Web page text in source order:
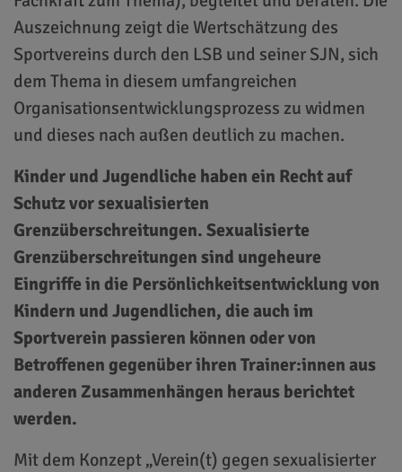
Auszeichnung zeigt die Wertschätzung des
Sportvereins durch den LSB und seiner SJN, sich
dem Thema in diesem umfangreichen
Organisationsentwicklungsprozess zu widmen
und dieses nach außen deutlich zu machen.
Kinder und Jugendliche haben ein Recht auf
Schutz vor sexualisierten
Grenzüberschreitungen. Sexualisierte
Grenzüberschreitungen sind ungeheure
Eingriffe in die Persönlichkeitsentwicklung von
Kindern und Jugendlichen, die auch im
Sportverein passieren können oder von
Betroffenen gegenüber ihren Trainer:innen aus
anderen Zusammenhängen heraus berichtet
werden.
Mit dem Konzept „Verein(t) gegen sexualisierter